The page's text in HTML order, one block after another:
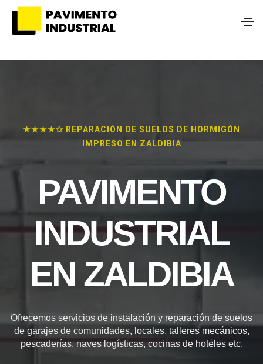
★★★★✩ REPARACIÓN DE SUELOS DE HORMIGÓN
IMPRESO EN ZALDIBIA
PAVIMENTO
INDUSTRIAL
EN ZALDIBIA
Ofrecemos servicios de instalación y reparación de suelos
de garajes de comunidades, locales, talleres mecánicos,
pescaderías, naves logísticas, cocinas de hoteles etc.